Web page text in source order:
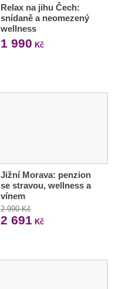
Relax na jihu Čech:
snídaně a neomezený
wellness
1 990 Kč
Jižní Morava: penzion
se stravou, wellness a
vínem
2 990 Kč
2 691 Kč